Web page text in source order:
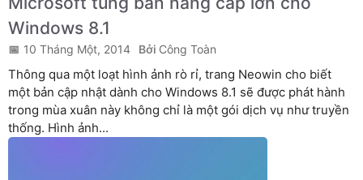
Windows 8.1
10 Tháng Một, 2014 Công Toàn
Thông qua một loạt hình ảnh rò rỉ, trang Neowin cho biết
một bản cập nhật dành cho Windows 8.1 sẽ được phát hành
trong mùa xuân này không chỉ là một gói dịch vụ như truyền
thống. Hình ảnh...